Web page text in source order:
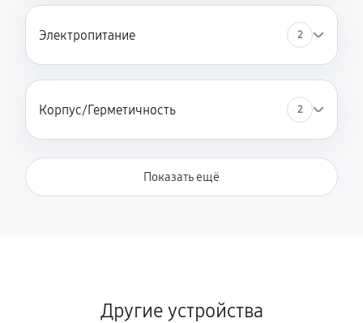
Электропитание 2
Корпус/Герметичность 2
Показать ещё
Другие устройства